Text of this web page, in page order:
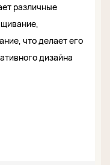
различные
что делает его
дизайна